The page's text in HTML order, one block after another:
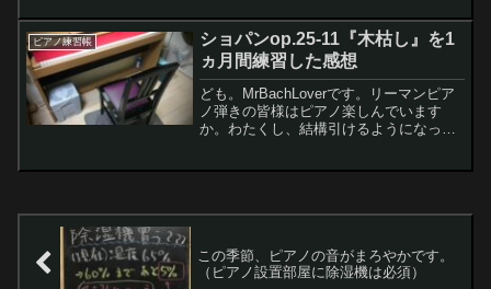
で自分のレベルをちょっと確認してみま
したレモンちゃ...
ピアノ練習帳
ショパンop.25-11『木枯し』を1
ヵ月間練習した感想
ども。MrBachLoverです。リーマンピア
ノ弾きの皆様はピアノ楽しんでいます
か。わたくし、結構引けるようになって
この季節、ピアノの音がまろやかです。
（ピアノ設置部屋に除湿機は必須）